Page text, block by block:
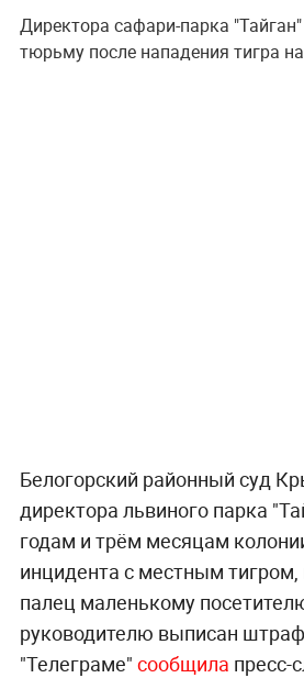
Директора сафари-парка
тюрьму после нападения тигра
Белогорский районный суд
директора львиного парка
годам и трём месяцам
инцидента с местным тигром,
палец маленькому
руководителю выписан
"Телеграме" сообщила пресс-